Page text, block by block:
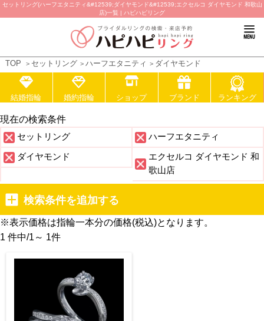
セットリング(ハーフエタニティ&#12539;ダイヤモンド&#12539;エクセルコ ダイヤモンド 和歌山
店)一覧 | ハピハピリング
TOP セットリング ハーフエタニティ ダイヤモンド
結婚指輪 婚約指輪 ショップ ブランド ランキング
現在の検索条件
セットリング ハーフエタニティ
ダイヤモンド
エクセルコ ダイヤモンド 和
歌山店
検索条件を追加する
※表示価格は指輪一本分の価格(税込)となります。
1 件中/1～ 1件